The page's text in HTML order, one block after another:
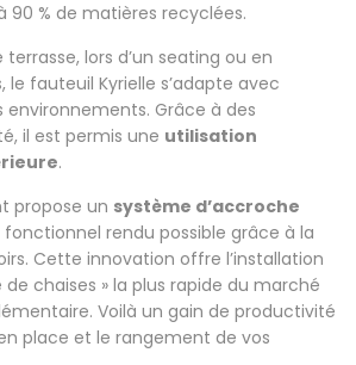
90 % de matières recyclées.
lors d’un seating ou en
le fauteuil Kyrielle s’adapte avec
environnements. Grâce à des
il est permis une utilisation
.
propose un système d’accroche
rendu possible grâce à la
Cette innovation offre l’installation
chaises » la plus rapide du marché
Voilà un gain de productivité
place et le rangement de vos